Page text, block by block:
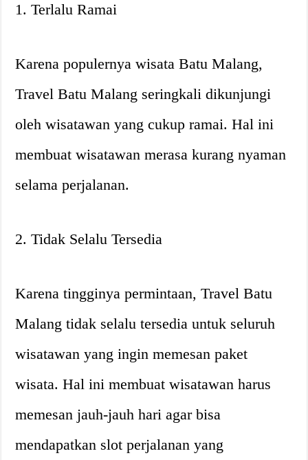
1. Terlalu Ramai
Karena populernya wisata Batu Malang,
Travel Batu Malang seringkali dikunjungi
oleh wisatawan yang cukup ramai. Hal ini
membuat wisatawan merasa kurang nyaman
selama perjalanan.
2. Tidak Selalu Tersedia
Karena tingginya permintaan, Travel Batu
Malang tidak selalu tersedia untuk seluruh
wisatawan yang ingin memesan paket
wisata. Hal ini membuat wisatawan harus
memesan jauh-jauh hari agar bisa
mendapatkan slot perjalanan yang